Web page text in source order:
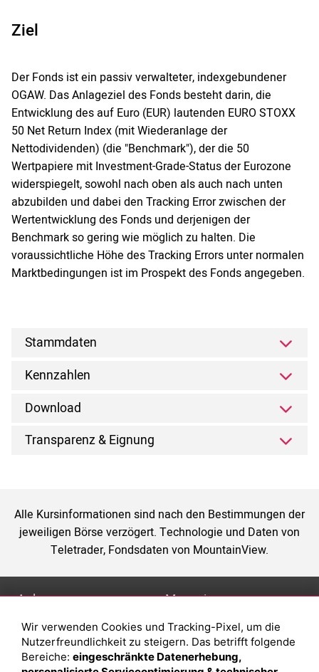
Ziel
Der Fonds ist ein passiv verwalteter, indexgebundener
OGAW. Das Anlageziel des Fonds besteht darin, die
Entwicklung des auf Euro (EUR) lautenden EURO STOXX
50 Net Return Index (mit Wiederanlage der
Nettodividenden) (die "Benchmark"), der die 50
Wertpapiere mit Investment-Grade-Status der Eurozone
widerspiegelt, sowohl nach oben als auch nach unten
abzubilden und dabei den Tracking Error zwischen der
Wertentwicklung des Fonds und derjenigen der
Benchmark so gering wie möglich zu halten. Die
voraussichtliche Höhe des Tracking Errors unter normalen
Marktbedingungen ist im Prospekt des Fonds angegeben.
Stammdaten
Kennzahlen
Download
Transparenz & Eignung
Alle Kursinformationen sind nach den Bestimmungen der
jeweiligen Börse verzögert. Technologie und Daten von
Teletrader, Fondsdaten von MountainView.
Anlage
Depot eröffnen
Depot vergleichen
Magazin
Was sind sind ETFs?
Sparplan Vorteile
Wir verwenden Cookies und Tracking-Pixel, um die
Nutzerfreundlichkeit zu steigern. Das betrifft folgende
Bereiche: eingeschränkte Datenerhebung,